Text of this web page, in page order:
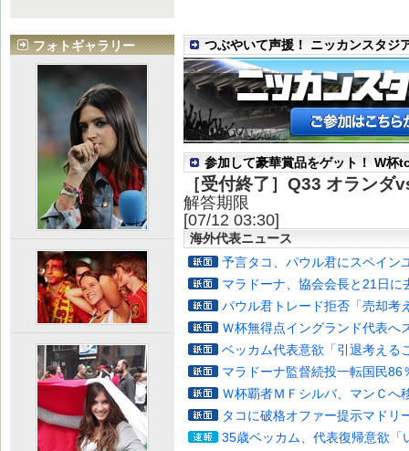
つぶやいて声援！ ニッカンスタジ
参加して豪華賞品をゲット！ W杯
［受付終了］ Q33 オランダ
解答期限
[07/12 03:30]
海外代表ニュース
予言タコ、パウル君にスペイン
マラドーナ、協会会長と21日に
パウル君トレード拒否「売却考
Ｗ杯無得点イングランド代表へ
ベッカム代表意欲「引退考える
マラドーナ監督続投一転国民86
Ｗ杯覇者ＭＦシルバ、マンＣへ
タコに破格オファー提示マドリ
35歳ベッカム、代表復帰意欲「
フォトギャラリー